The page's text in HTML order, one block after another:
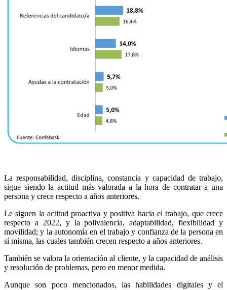
La responsabilidad, disciplina, constancia y capacidad de trabajo,
sigue siendo la actitud más valorada a la hora de contratar a una
persona y crece respecto a años anteriores.
Le siguen la actitud proactiva y positiva hacia el trabajo, que crece
respecto a 2022, y la polivalencia, adaptabilidad, flexibilidad y
movilidad; y la autonomía en el trabajo y confianza de la persona en
sí misma, las cuales también crecen respecto a años anteriores.
También se valora la orientación al cliente, y la capacidad de análisis
y resolución de problemas, pero en menor medida.
Aunque son poco mencionados, las habilidades digitales y el